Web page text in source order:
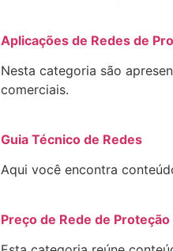
Aplicações de Redes de
Nesta categoria são
comerciais.
Guia Técnico de Redes
Aqui você encontra
Preço de Rede de Proteção